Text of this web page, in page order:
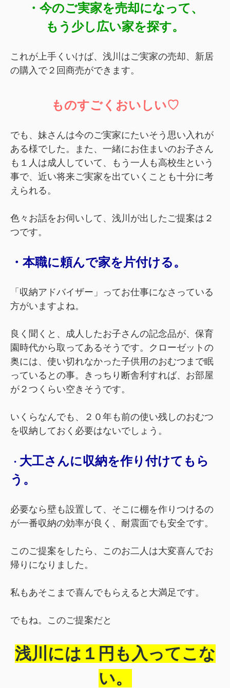
・今のご実家を売却になって、
もう少し広い家を探す。
これが上手くいけば、浅川はご実家の売却、新居
の購入で２回商売ができます。
ものすごくおいしい♡
でも、妹さんは今のご実家にたいそう思い入れが
ある様でした。また、一緒にお住まいのお子さん
も１人は成人していて、もう一人も高校生という
事で、近い将来ご実家を出ていくことも十分に考
えられる。
色々お話をお伺いして、浅川が出したご提案は２
つです。
・本職に頼んで家を片付ける。
「収納アドバイザー」ってお仕事になさっている
方がいますよね。
良く聞くと、成人したお子さんの記念品が、保育
園時代から取ってあるそうです。クローゼットの
奥には、使い切れなかった子供用のおむつまで眠
っているとの事。きっちり断舎利すれば、お部屋
が２つくらい空きそうです。
いくらなんでも、２０年も前の使い残しのおむつ
を収納しておく必要はないでしょう。
・ 大工さんに収納を作り付けてもら
う。
必要なら壁も設置して、そこに棚を作りつけるの
が一番収納の効率が良く、耐震面でも安全です。
このご提案をしたら、このお二人は大変喜んでお
帰りになりました。
私もあそこまで喜んでもらえると大満足です。
でもね。 このご提案だと
浅川には１円も入ってこな
い。